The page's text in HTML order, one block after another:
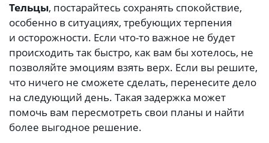
Тельцы, постарайтесь сохранять спокойствие,
особенно в ситуациях, требующих терпения
и осторожности. Если что-то важное не будет
происходить так быстро, как вам бы хотелось, не
позволяйте эмоциям взять верх. Если вы решите,
что ничего не сможете сделать, перенесите дело
на следующий день. Такая задержка может
помочь вам пересмотреть свои планы и найти
более выгодное решение.